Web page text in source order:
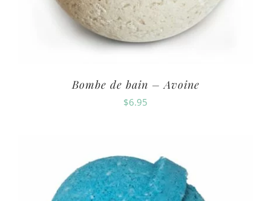
Bombe de bain – Avoine
$6.95